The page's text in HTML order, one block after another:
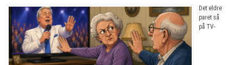
Det eldre
paret så
på TV-